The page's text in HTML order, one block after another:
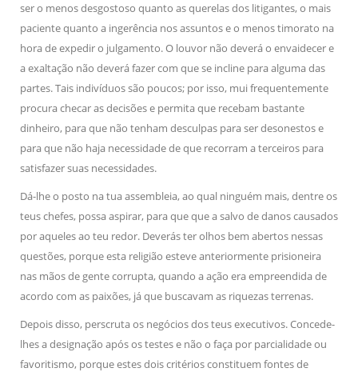
ser o menos desgostoso quanto as querelas dos litigantes, o mais
paciente quanto a ingerência nos assuntos e o menos timorato na
hora de expedir o julgamento. O louvor não deverá o envaidecer e
a exaltação não deverá fazer com que se incline para alguma das
partes. Tais indivíduos são poucos; por isso, mui frequentemente
procura checar as decisões e permita que recebam bastante
dinheiro, para que não tenham desculpas para ser desonestos e
para que não haja necessidade de que recorram a terceiros para
satisfazer suas necessidades.
Dá-lhe o posto na tua assembleia, ao qual ninguém mais, dentre os
teus chefes, possa aspirar, para que que a salvo de danos causados
por aqueles ao teu redor. Deverás ter olhos bem abertos nessas
questões, porque esta religião esteve anteriormente prisioneira
nas mãos de gente corrupta, quando a ação era empreendida de
acordo com as paixões, já que buscavam as riquezas terrenas.
Depois disso, perscruta os negócios dos teus executivos. Concede-
lhes a designação após os testes e não o faça por parcialidade ou
favoritismo, porque estes dois critérios constituem fontes de